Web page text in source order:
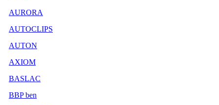
AURORA
AUTOCLIPS
AUTON
AXIOM
BASLAC
BBP ben